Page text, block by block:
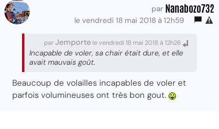
par Nanabozo732
le vendredi 18 mai 2018 à 12h59
parJemporte le vendredi 18 mai 2018 à 12h26
Incapable de voler, sa chair était dure, et elle
avait mauvais goût.
Beaucoup de volailles incapables de voler et
parfois volumineuses ont très bon gout.